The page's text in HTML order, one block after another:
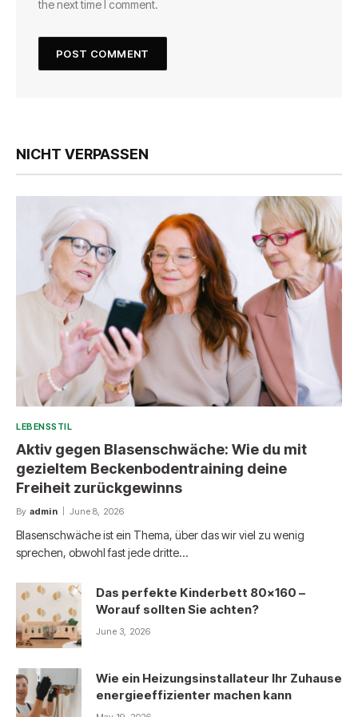
the next time I comment.
NICHT VERPASSEN
LEBENSSTIL
Aktiv gegen Blasenschwäche: Wie du mit
gezieltem Beckenbodentraining deine
Freiheit zurückgewinns
By admin June 8, 2026
Blasenschwäche ist ein Thema, über das wir viel zu wenig
sprechen, obwohl fast jede dritte…
Das perfekte Kinderbett 80×160 –
Worauf sollten Sie achten?
June 3, 2026
Wie ein Heizungsinstallateur Ihr Zuhause
energieeffizienter machen kann